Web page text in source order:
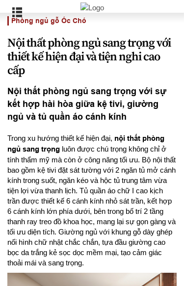
Phòng ngủ gỗ Óc Chó
Nội thất phòng ngủ sang trọng với
thiết kế hiện đại và tiện nghi cao
cấp
Nội thất phòng ngủ sang trọng với sự
kết hợp hài hòa giữa kệ tivi, giường
ngủ và tủ quần áo cánh kính
Trong xu hướng thiết kế hiện đại, nội thất phòng
ngủ sang trọng luôn được chú trọng không chỉ ở
tính thẩm mỹ mà còn ở công năng tối ưu. Bộ nội thất
bao gồm kệ tivi đặt sát tường với 2 ngăn tủ mở cánh
kính trong suốt, ngăn kéo và hộc tủ trung tâm vừa
tiện lợi vừa thanh lịch. Tủ quần áo chữ I cao kịch
trần được thiết kế 6 cánh kính nhỏ sát trần, kết hợp
6 cánh kính lớn phía dưới, bên trong bố trí 2 tầng
thanh ray treo đồ khoa học, mang lại sự gọn gàng và
tối ưu diện tích. Giường ngủ với khung gỗ dày ghép
nối hình chữ nhật chắc chắn, tựa đầu giường cao
bọc da trắng kẻ sọc dọc mềm mại, tạo cảm giác
thoải mái và sang trọng.